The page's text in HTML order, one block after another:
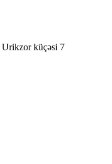
Urikzor küçəsi 7